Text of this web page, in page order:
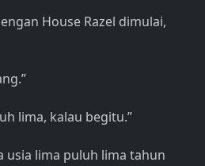
House Razel dimulai,
lima, kalau begitu.”
usia lima puluh lima tahun